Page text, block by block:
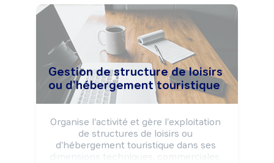
Gestion de structure de loisirs
ou d'hébergement touristique
Organise l'activité et gère l'exploitation
de structures de loisirs ou
d'hébergement touristique dans ses
dimensions techniques, commerciales,